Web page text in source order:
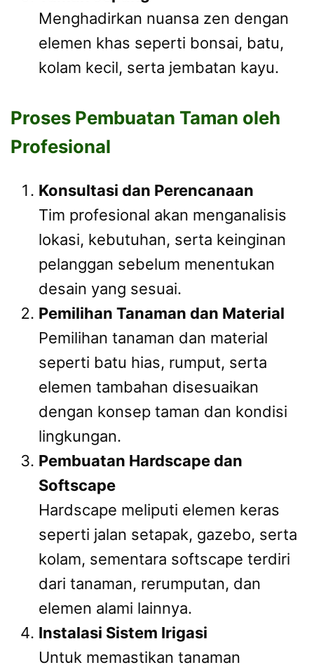
Menghadirkan nuansa zen dengan
elemen khas seperti bonsai, batu,
kolam kecil, serta jembatan kayu.
Proses Pembuatan Taman oleh
Profesional
Konsultasi dan Perencanaan
Tim profesional akan menganalisis
lokasi, kebutuhan, serta keinginan
pelanggan sebelum menentukan
desain yang sesuai.
Pemilihan Tanaman dan Material
Pemilihan tanaman dan material
seperti batu hias, rumput, serta
elemen tambahan disesuaikan
dengan konsep taman dan kondisi
lingkungan.
Pembuatan Hardscape dan
Softscape
Hardscape meliputi elemen keras
seperti jalan setapak, gazebo, serta
kolam, sementara softscape terdiri
dari tanaman, rerumputan, dan
elemen alami lainnya.
Instalasi Sistem Irigasi
Untuk memastikan tanaman